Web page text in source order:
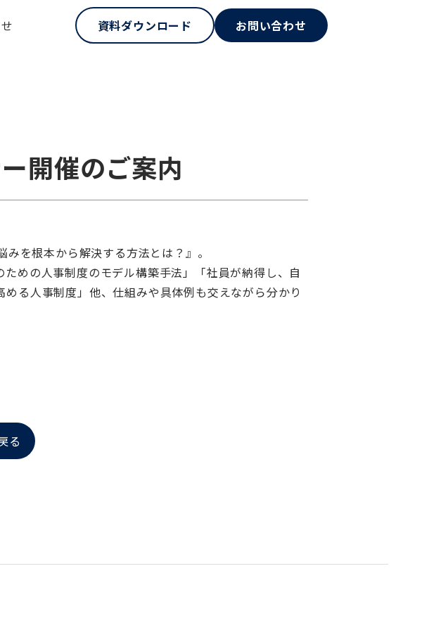
資料ダウンロード お問い合わせ
開催のご案内
を根本から解決する方法とは？』。
めの人事制度のモデル構築手法」「社員が納得し、自
る人事制度」他、仕組みや具体例も交えながら分かり
る